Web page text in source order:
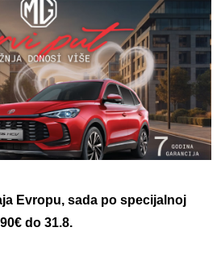
Evropu, sada po specijalnoj
do 31.8.